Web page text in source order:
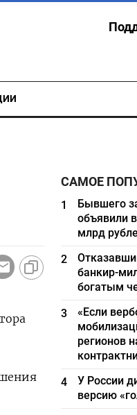
САМОЕ
1
Бывшего
объявили
млрд
2
банкир-
богатым
3
«Если
регионов
4
У России
версию